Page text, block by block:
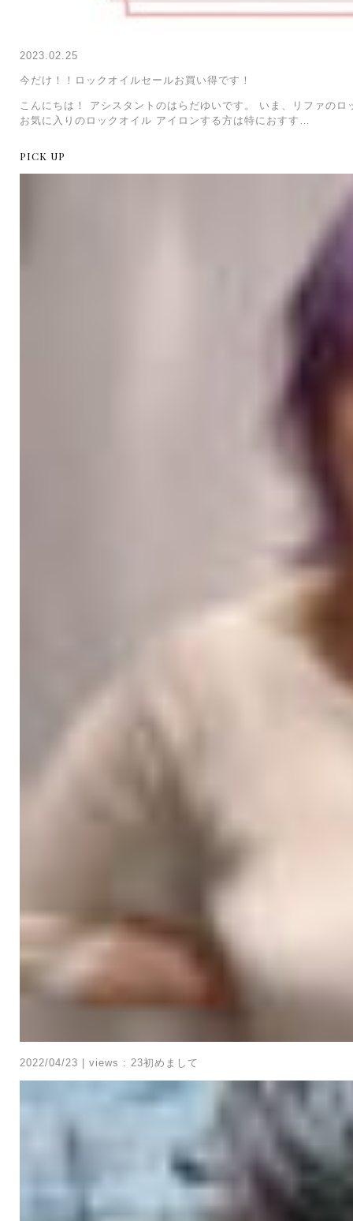
2023.02.25
今だけ！！ロックオイルセールお買い得です！
こんにちは！ アシスタントのはらだゆいです。 いま、リファの
お気に入りのロックオイル アイロンする方は特におすす…
PICK UP
2022/04/23 views : 23初めまして